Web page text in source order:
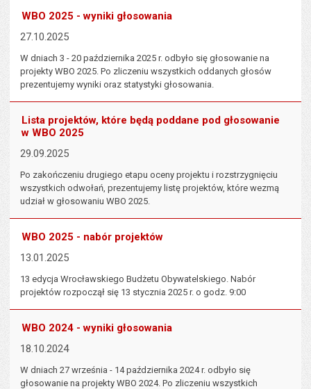
WBO 2025 - wyniki głosowania
27.10.2025
W dniach 3 - 20 października 2025 r. odbyło się głosowanie na
projekty WBO 2025. Po zliczeniu wszystkich oddanych głosów
prezentujemy wyniki oraz statystyki głosowania.
Lista projektów, które będą poddane pod głosowanie
w WBO 2025
29.09.2025
Po zakończeniu drugiego etapu oceny projektu i rozstrzygnięciu
wszystkich odwołań, prezentujemy listę projektów, które wezmą
udział w głosowaniu WBO 2025.
WBO 2025 - nabór projektów
13.01.2025
13 edycja Wrocławskiego Budżetu Obywatelskiego. Nabór
projektów rozpoczął się 13 stycznia 2025 r. o godz. 9:00
WBO 2024 - wyniki głosowania
18.10.2024
W dniach 27 września - 14 października 2024 r. odbyło się
głosowanie na projekty WBO 2024. Po zliczeniu wszystkich